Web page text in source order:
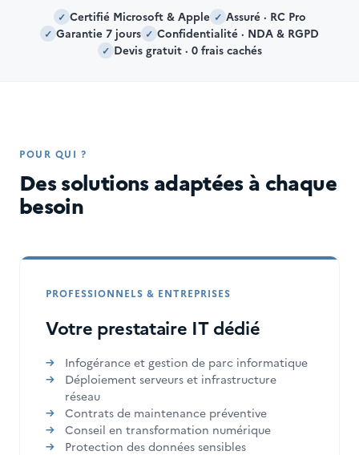
✓ Certifié Microsoft & Apple ✓ Assuré · RC Pro
✓ Garantie 7 jours ✓ Confidentialité · NDA & RGPD
✓ Devis gratuit · 0 frais cachés
POUR QUI ?
Des solutions adaptées à chaque
besoin
PROFESSIONNELS & ENTREPRISES
Votre prestataire IT dédié
Infogérance et gestion de parc informatique
Déploiement serveurs et infrastructure
réseau
Contrats de maintenance préventive
Conseil en transformation numérique
Protection des données sensibles